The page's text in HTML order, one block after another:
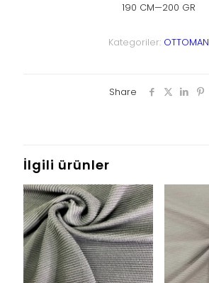
190 CM—200 GR
Kategoriler: OTTOMAN
Share
İlgili ürünler